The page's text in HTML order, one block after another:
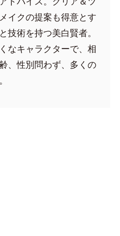
イクの提案も得意とす
技術を持つ美白賢者。
なキャラクターで、相
、性別問わず、多くの